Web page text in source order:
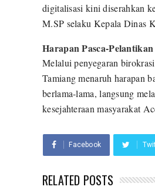
digitalisasi kini diserahkan
M.SP selaku Kepala Dinas
​Harapan Pasca-Pelantikan
​Melalui penyegaran
Tamiang menaruh harapan
berlama-lama, langsung
kesejahteraan masyarakat
Facebook
RELATED POSTS